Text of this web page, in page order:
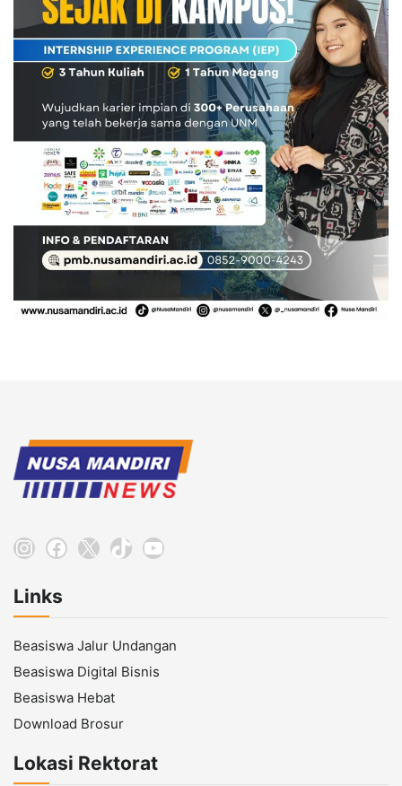
Instagram
Facebook
X TikTokYouTube
Links
Beasiswa Jalur Undangan
Beasiswa Digital Bisnis
Beasiswa Hebat
Download Brosur
Lokasi Rektorat